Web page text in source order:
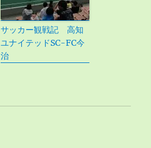
サッカー観戦記 高知
ユナイテッドSC-FC今
治